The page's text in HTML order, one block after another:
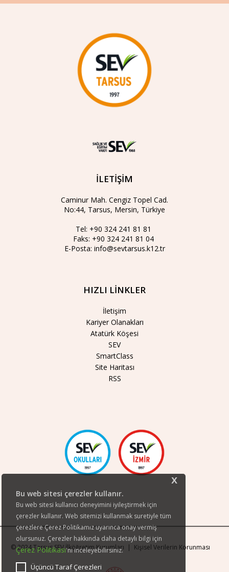
x
Bu web sitesi çerezler kullanır.
Bu web sitesi kullanıcı deneyimini iyileştirmek için
çerezler kullanır. Web sitemizi kullanmak suretiyle tüm
çerezlere Çerez Politikamız uyarınca onay vermiş
olursunuz. Çerezler hakkında daha detaylı bilgi için
Çerez Politikası'nı inceleyebilirsiniz.
Üçüncü Taraf Çerezleri
İLETİŞİM
Caminur Mah. Cengiz Topel Cad.
No:44, Tarsus, Mersin, Türkiye
Tel: +90 324 241 81 81
Faks: +90 324 241 81 04
E-Posta: info@sevtarsus.k12.tr
HIZLI LİNKLER
İletişim
Kariyer Olanakları
Atatürk Köşesi
SEV
SmartClass
Site Haritası
RSS
© 2024 Tarsus SEV İlköğretim Kurumları | Kişisel Verilerin Korunması